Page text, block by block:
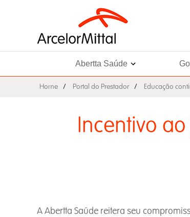
Abertta Saúde
Home Portal do Prestador Educação
Incentivo
A Abertta Saúde reitera seu